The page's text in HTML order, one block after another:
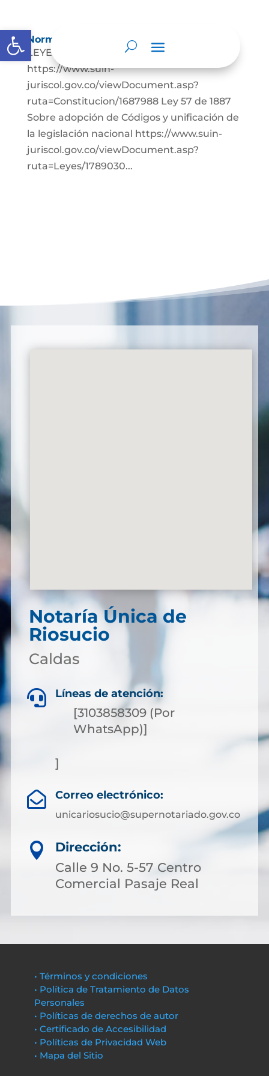
Abrir barra de herramientas
Normatividad
LEYES: Constitución Política de Colombia.
https://www.suin-
juriscol.gov.co/viewDocument.asp?
ruta=Constitucion/1687988 Ley 57 de 1887
Sobre adopción de Códigos y unificación de
la legislación nacional https://www.suin-
juriscol.gov.co/viewDocument.asp?
ruta=Leyes/1789030...
Notaría Única de
Riosucio
Caldas
 Líneas de atención:
[3103858309 (Por
WhatsApp)]
]
 Correo electrónico:
unicariosucio@supernotariado.gov.co

Dirección:
Calle 9 No. 5-57 Centro
Comercial Pasaje Real
• Términos y condiciones
• Política de Tratamiento de Datos
Personales
• Políticas de derechos de autor
• Certificado de Accesibilidad
• Políticas de Privacidad Web
• Mapa del Sitio